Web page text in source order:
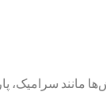
مانند سرامیک،